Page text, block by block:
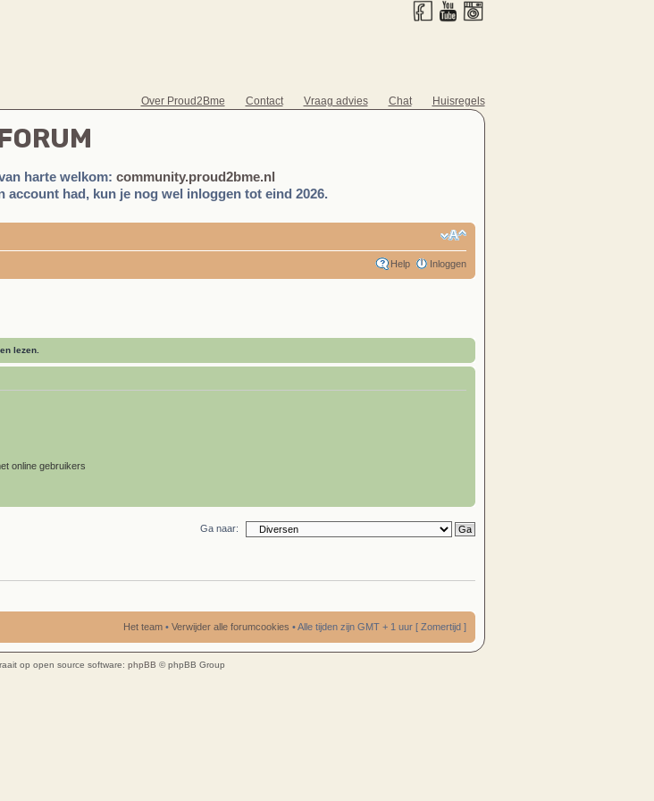
Over Proud2Bme Contact Vraag advies Chat Huisregels
harte welkom: community.proud2bme.nl
account had, kun je nog wel inloggen tot eind 2026.
Help Inloggen
lezen.
online gebruikers
Ga naar:
Het team• Verwijder alle forumcookies • Alle tijden zijn GMT + 1 uur [ Zomertijd ]
op open source software: phpBB © phpBB Group